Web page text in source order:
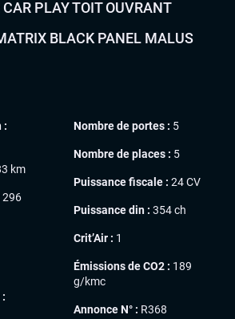
PLAY TOIT OUVRANT
BLACK PANEL MALUS
:
km
296
Nombre de portes : 5
Nombre de places : 5
Puissance fiscale : 24 CV
Puissance din : 354 ch
Crit’Air : 1
Émissions de CO2 : 189
g/kmc
Annonce N° : R368